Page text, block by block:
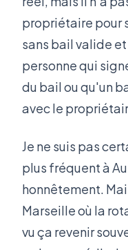
propriétaire pour
sans bail valide
personne qui
du bail ou qu'un
avec le
Je ne suis pas
plus fréquent à
honnêtement.
Marseille où la
vu ça revenir